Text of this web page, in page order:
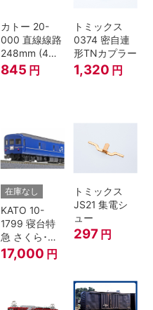
カトー 20-
000 直線線路
248mm (4本
入) Nゲージ
845 円
トミックス
0374 密自連
形TNカプラー
1,320 円
在庫なし
KATO 10-
1799 寝台特
急 さくら･は
やぶさ/富士
24系 9両セッ
17,000 円
トミックス
JS21 集電シ
ュー
297 円